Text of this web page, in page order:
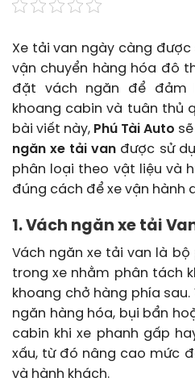
Xe tải van ngày càng
vận chuyển hàng hóa đô
đặt vách ngăn để đảm
khoang cabin và tuân thủ
bài viết này, Phú Tài Auto
ngăn xe tải van được sử
phân loại theo vật liệu và
đúng cách để xe vận hành
1. Vách ngăn xe tải
Vách ngăn xe tải van là
trong xe nhằm phân tách
khoang chở hàng phía
ngăn hàng hóa, bụi bẩn
cabin khi xe phanh gấp
xấu, từ đó nâng cao mức
và hành khách.